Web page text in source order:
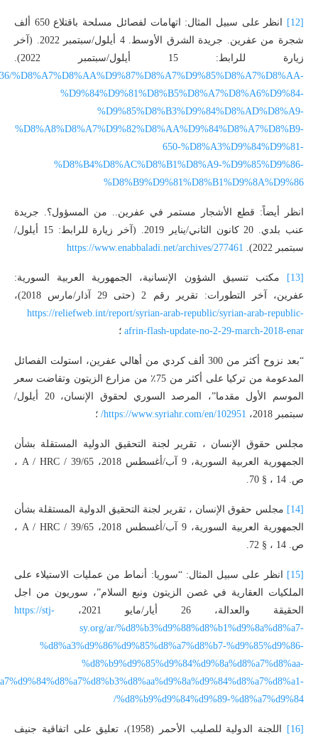
[12]
انظر على سبيل المثال: اتهامات لفصائل مسلحة باقتلاع 650 ألف
شجرة من عفرين. جريدة الشرق الأوسط. 4 أيلول/سبتمبر 2022. (آخر
زيارة للرابط: 15 أيلول/سبتمبر 2022).
%D8%A7%D8%AA%D9%87%D8%A7%D9%85%D8%A7%D8%AA-
%D9%84%D9%81%D8%B5%D8%A7%D8%A6%D9%84-
%D9%85%D8%B3%D9%84%D8%AD%D8%A9-
%D8%A8%D8%A7%D9%82%D8%AA%D9%84%D8%A7%D8%B9-
650-%D8%A3%D9%84%D9%81-
%D8%B4%D8%AC%D8%B1%D8%A9-%D9%85%D9%86-
%D8%B9%D9%81%D8%B1%D9%8A%D9%86
انظر أيضاً: قطع الأشجار مستمر في عفرين.. من المسؤول؟. جريدة
عنب بلدي. 20 كانون الثاني/يناير 2019. (آخر زيارة للرابط: 15 أيلول/
سبتمبر 2022).
https://www.enabbaladi.net/archives/277461
[13]
مكتب تنسيق الشؤون الإنسانية، الجمهورية العربية السورية:
عفرين، آخر التطورات: تقرير رقم 2 (حتى 29 آذار/مارس 2018)،
https://reliefweb.int/report/syrian-arab-republic/syrian-arab-republic-
afrin-flash-update-no-2-29-march-2018-enar ؛
“بعد نزوح أكثر من 300 ألف كردي من أهالي عفرين، استولت الفصائل
المدعومة من تركيا على أكثر من 75٪ من مزارع الزيتون وتقاضت سعر
الموسم الأول مقدما”، المرصد السوري لحقوق الإنسان، 20 أيلول/
سبتمبر 2018،
https://www.syriahr.com/en/102951/ ؛
مجلس حقوق الإنسان ، تقرير لجنة التحقيق الدولية المستقلة بشأن
الجمهورية العربية السورية، 9 آب/أغسطس 2018، A / HRC / 39/65 ،
ص. 14 ، § 70.
[14]
مجلس حقوق الإنسان ، تقرير لجنة التحقيق الدولية المستقلة بشأن
الجمهورية العربية السورية، 9 آب/أغسطس 2018، A / HRC / 39/65 ،
ص. 14 ، § 72.
[15]
انظر على سبيل المثال: “سوريا: أنماط من عمليات الاستيلاء على
الملكيات العقارية في غصن الزيتون ونبع السلام”، سوريون من اجل
الحقيقة والعدالة، 26 أيار/مايو 2021،
https://stj-
sy.org/ar/%d8%b3%d9%88%d8%b1%d9%8a%d8%a7-
%d8%a3%d9%86%d9%85%d8%a7%d8%b7-%d9%85%d9%86-
%d8%b9%d9%85%d9%84%d9%8a%d8%a7%d8%aa-
%d8%b9%d9%84%d9%89-%d8%a7%d9%84/
[16]
اللجنة الدولية للصليب الأحمر (1958)، تعليق على اتفاقية جنيف